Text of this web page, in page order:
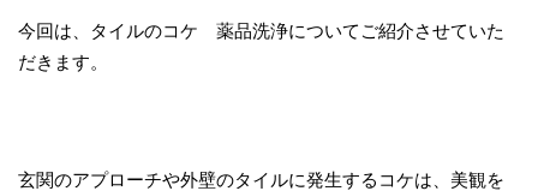
今回は、タイルのコケ 薬品洗浄についてご紹介させていた
だきます。
玄関のアプローチや外壁のタイルに発生するコケは、美観を